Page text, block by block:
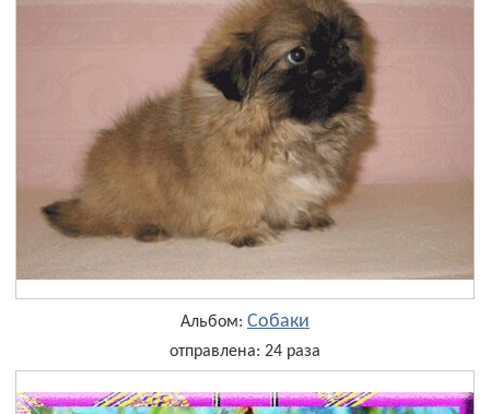
Альбом: Собаки
отправлена: 24 раза